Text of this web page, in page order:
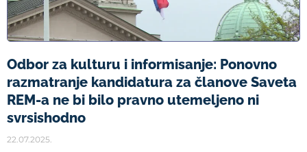
Odbor za kulturu i informisanje: Ponovno
razmatranje kandidatura za članove Saveta
REM-a ne bi bilo pravno utemeljeno ni
svrsishodno
22.07.2025.